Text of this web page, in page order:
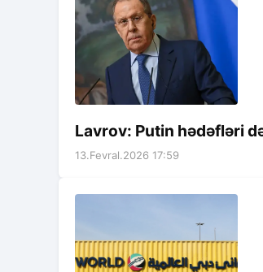
Lavrov: Putin hədəfləri
13.Fevral.2026 17:59